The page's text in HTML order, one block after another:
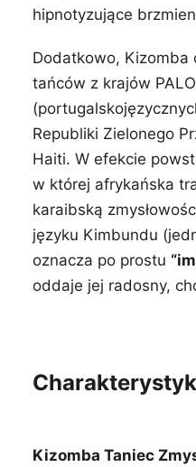
hipnotyzujące
Dodatkowo, Kizomba
tańców z krajów
Republiki Zielonego
Haiti. W efekcie
w której afrykańska
karaibską
języku Kimbundu
oznacza po prostu
oddaje jej radosny,
Kizomba Taniec